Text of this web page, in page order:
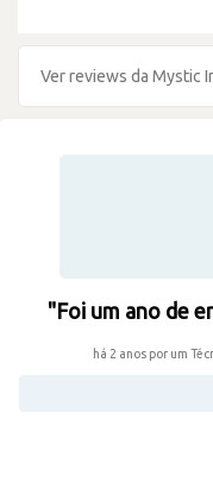
Ver reviews da Mystic
"Foi um ano de
há 2 anos por um